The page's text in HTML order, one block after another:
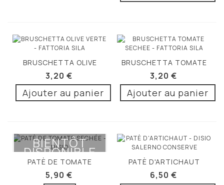
BRUSCHETTA OLIVE
VERTE 90G
3,20 €
Ajouter au panier
BRUSCHETTA TOMATE
SECHEE 90G
3,20 €
Ajouter au panier
BIENTÔT
DISPONIBLE
PATÈ DE TOMATE
SECHÉE 190G
5,90 €
PATÈ D'ARTICHAUT
190G
6,50 €